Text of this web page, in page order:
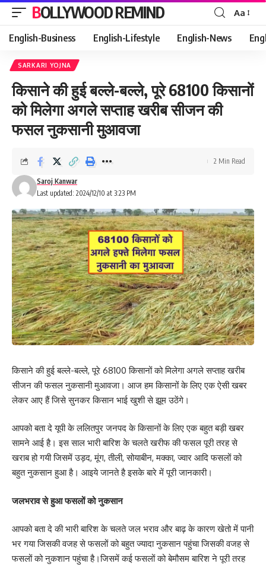
BOLLYWOOD REMIND
Font
Resizer
Aa
English-Business English-Lifestyle English-News
SARKARI YOJNA
किसाने की हुई बल्ले-बल्ले, पूरे 68100 किसानों
को मिलेगा अगले सप्ताह खरीब सीजन की
फसल नुकसानी मुआवजा
Last updated: 2024/12/10 at 3:23 PM
Saroj Kanwar
2 Min Read
किसाने की हुई बल्ले-बल्ले, पूरे 68100 किसानों को मिलेगा अगले सप्ताह खरीब
सीजन की फसल नुकसानी मुआवजा। आज हम किसानों के लिए एक ऐसी खबर
लेकर आए हैं जिसे सुनकर किसान भाई खुशी से झूम उठेंगे।
आपको बता दे यूपी के ललितपुर जनपद के किसानों के लिए एक बहुत बड़ी खबर
सामने आई है। इस साल भारी बारिश के चलते खरीफ की फसल पूरी तरह से
खराब हो गयी जिसमें उड़द, मूंग, तीली, सोयाबीन, मक्का, ज्वार आदि फसलों को
बहुत नुकसान हुआ है। आइये जानते है इसके बारे में पूरी जानकारी।
जलभराव से हुआ फसलों को नुकसान
आपको बता दे की भारी बारिश के चलते जल भराव और बाढ़ के कारण खेतो में पानी
भर गया जिसकी वजह से फसलों को बहुत ज्यादा नुकसान पहुंचा जिसकी वजह से
फसलों को नुकशान पहुंचा है।जिसमें कई फसलों को बेमौसम बारिश ने पूरी तरह